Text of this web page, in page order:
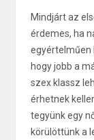
Mindjárt az
érdemes, ha
egyértelműen
hogy jobb a
szex klassz
érhetnek
tegyünk egy
körülöttünk a